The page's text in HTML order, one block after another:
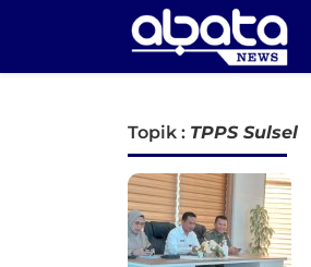
Topik : TPPS Sulsel